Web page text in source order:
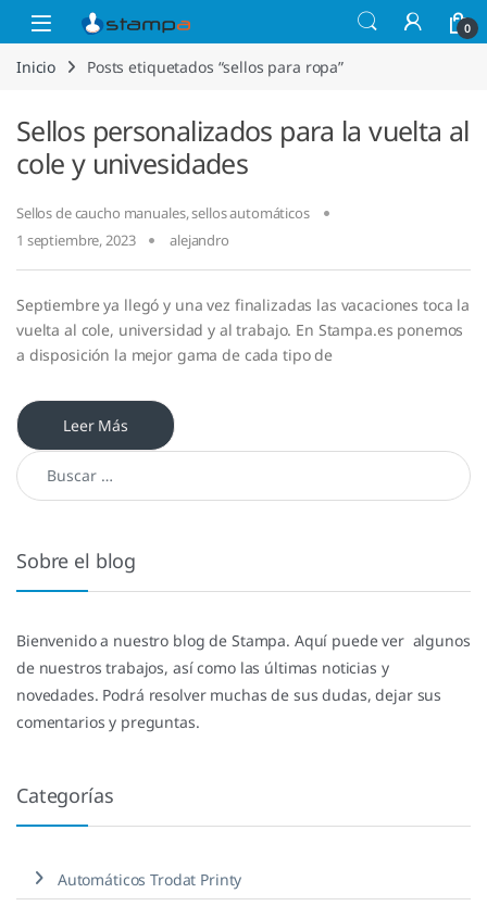
Saltar a la navegación
Saltar al contenido
Open 0
Inicio Posts etiquetados “sellos para ropa”
Sellos personalizados para la vuelta al
cole y univesidades
Sellos de caucho manuales,sellos automáticos
1 septiembre, 2023
alejandro
Septiembre ya llegó y una vez finalizadas las vacaciones toca la
vuelta al cole, universidad y al trabajo. En Stampa.es ponemos
a disposición la mejor gama de cada tipo de
Leer Más
Buscar:
Sobre el blog
Bienvenido a nuestro blog de Stampa. Aquí puede ver algunos
de nuestros trabajos, así como las últimas noticias y
novedades. Podrá resolver muchas de sus dudas, dejar sus
comentarios y preguntas.
Categorías
Automáticos Trodat Printy